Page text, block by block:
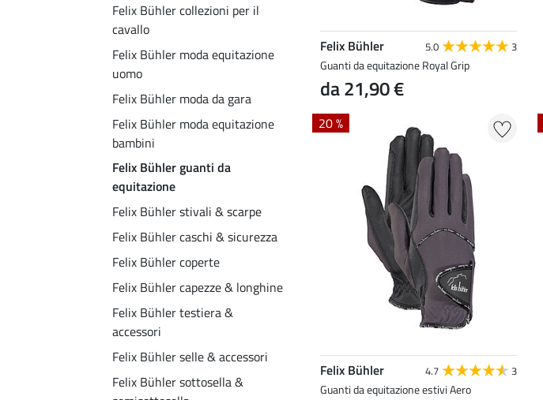
Felix Bühler collezioni per il
cavallo
Felix Bühler moda equitazione
uomo
Felix Bühler moda da gara
Felix Bühler moda equitazione
bambini
Felix Bühler guanti da
equitazione
Felix Bühler stivali & scarpe
Felix Bühler caschi & sicurezza
Felix Bühler coperte
Felix Bühler capezze & longhine
Felix Bühler testiera &
accessori
Felix Bühler selle & accessori
Felix Bühler sottosella &
Felix Bühler 5.0 3
Guanti da equitazione Royal Grip
da 21,90 €
20 %
Felix Bühler 4.7 3
Guanti da equitazione estivi Aero